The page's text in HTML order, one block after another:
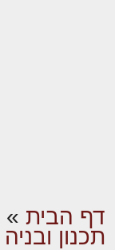
דף הבית »
תכנון ובניה